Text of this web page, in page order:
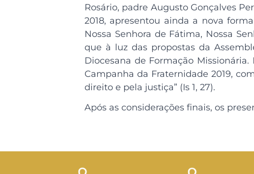
Rosário, padre Augusto Gonçalves
2018, apresentou ainda a nova
Nossa Senhora de Fátima, Nossa
que à luz das propostas da
Diocesana de Formação
Campanha da Fraternidade 2019,
direito e pela justiça” (Is 1, 27).
Após as considerações finais, os